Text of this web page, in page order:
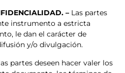
– Las partes
instrumento a estricta
le dan el carácter de
y/o divulgación.
partes deseen hacer valer los